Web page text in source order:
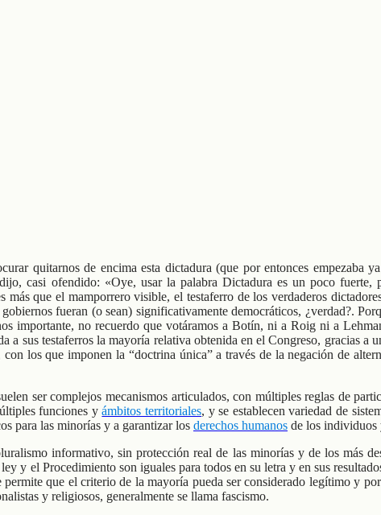
quitarnos de encima esta dictadura (que por entonces empezaba
casi ofendido: «Oye, usar la palabra Dictadura es un poco fuerte,
que el mamporrero visible, el testaferro de los verdaderos
fueran (o sean) significativamente democráticos, ¿verdad?.
importante, no recuerdo que votáramos a Botín, ni a Roig ni a
a sus testaferros la mayoría relativa obtenida en el Congreso, gracias a
los que imponen la “doctrina única” a través de la negación de
ser complejos mecanismos articulados, con múltiples reglas de
funciones yámbitos territoriales, y se establecen variedad de
para las minorías y a garantizar los derechos humanos de los individuos
informativo, sin protección real de las minorías y de los más
y el Procedimiento son iguales para todos en su letra y en sus
que el criterio de la mayoría pueda ser considerado legítimo y
y religiosos, generalmente se llama fascismo.